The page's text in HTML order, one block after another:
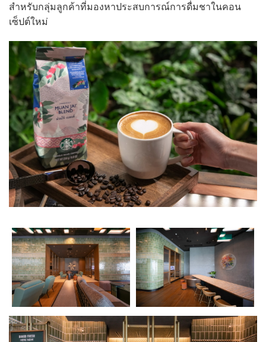
สำหรับกลุ่มลูกค้าที่มองหาประสบการณ์การดื่มชาในคอน
เซ็ปต์ใหม่